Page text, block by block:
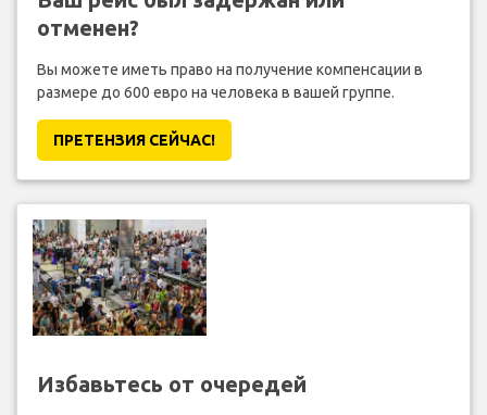
отменен?
Вы можете иметь право на получение компенсации в
размере до 600 евро на человека в вашей группе.
ПРЕТЕНЗИЯ CЕЙЧАС!
Избавьтесь от очередей